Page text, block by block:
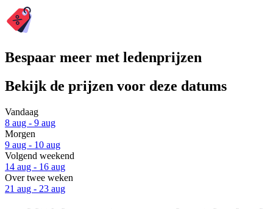
Bespaar meer met ledenprijzen
Bekijk de prijzen voor deze datums
Vandaag
8 aug - 9 aug
Morgen
9 aug - 10 aug
Volgend weekend
14 aug - 16 aug
Over twee weken
21 aug - 23 aug